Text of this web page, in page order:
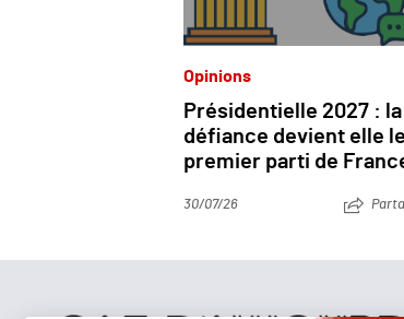
Opinions
Présidentielle 2027 : la
défiance devient elle le
premier parti de
30/07/26